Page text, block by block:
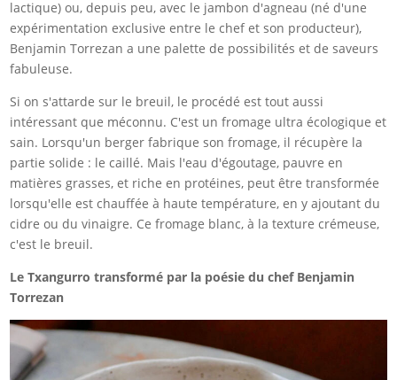
lactique) ou, depuis peu, avec le jambon d'agneau (né d'une
expérimentation exclusive entre le chef et son producteur),
Benjamin Torrezan a une palette de possibilités et de saveurs
fabuleuse.
Si on s'attarde sur le breuil, le procédé est tout aussi
intéressant que méconnu. C'est un fromage ultra écologique et
sain. Lorsqu'un berger fabrique son fromage, il récupère la
partie solide : le caillé. Mais l'eau d'égoutage, pauvre en
matières grasses, et riche en protéines, peut être transformée
lorsqu'elle est chauffée à haute température, en y ajoutant du
cidre ou du vinaigre. Ce fromage blanc, à la texture crémeuse,
c'est le breuil.
Le Txangurro transformé par la poésie du chef Benjamin
Torrezan